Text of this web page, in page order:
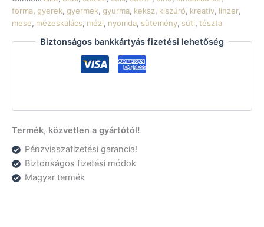
forma, gyerek, gyermek, gyurma, keksz, kiszúró, kreatív, linzer,
mese, mézeskalács, mézi, nyomda, sütemény, süti, tészta
Biztonságos bankkártyás fizetési lehetőség
Termék, közvetlen a gyártótól!
Pénzvisszafizetési garancia!
Biztonságos fizetési módok
Magyar termék